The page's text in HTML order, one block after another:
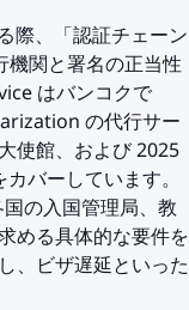
際、「認証チェーン
関と署名の正当性
はバンコクで
の代行サー
使館、および 2025
バーしています。
の入国管理局、教
める具体的な要件を
、ビザ遅延といった